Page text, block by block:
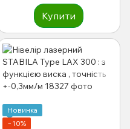
Купити
Новинка
−10%